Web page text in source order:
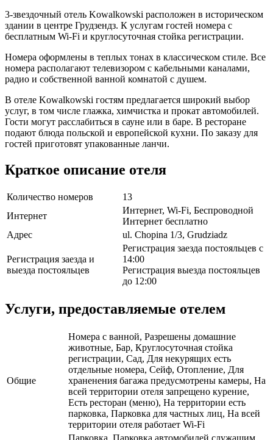
3-звездочный отель Kowalkowski расположен в историческом
здании в центре Грудзендз. К услугам гостей номера с
бесплатным Wi-Fi и круглосуточная стойка регистрации.
Номера оформлены в теплых тонах в классическом стиле. Все
номера располагают телевизором с кабельными каналами,
радио и собственной ванной комнатой с душем.
В отеле Kowalkowski гостям предлагается широкий выбор
услуг, в том числе глажка, химчистка и прокат автомобилей.
Гости могут расслабиться в сауне или в баре. В ресторане
подают блюда польской и европейской кухни. По заказу для
гостей приготовят упакованные ланчи.
Краткое описание отеля
Количество номеров
13
Интернет
Интернет, Wi-Fi, Беспроводной
Интернет бесплатно
Адрес
ul. Chopina 1/3, Grudziadz
Регистрация заезда и
выезда постояльцев
Регистрация заезда постояльцев с
14:00
Регистрация выезда постояльцев
до 12:00
Услуги, предоставляемые отелем
Общие
Номера с ванной, Разрешены домашние
животные, Бар, Круглосуточная стойка
регистрации, Сад, Для некурящих есть
отдельные номера, Сейф, Отопление, Для
храненения багажа предусмотрены камеры, На
всей территории отеля запрещено курение,
Есть ресторан (меню), На территории есть
парковка, Парковка для частных лиц, На всей
территории отеля работает Wi-Fi